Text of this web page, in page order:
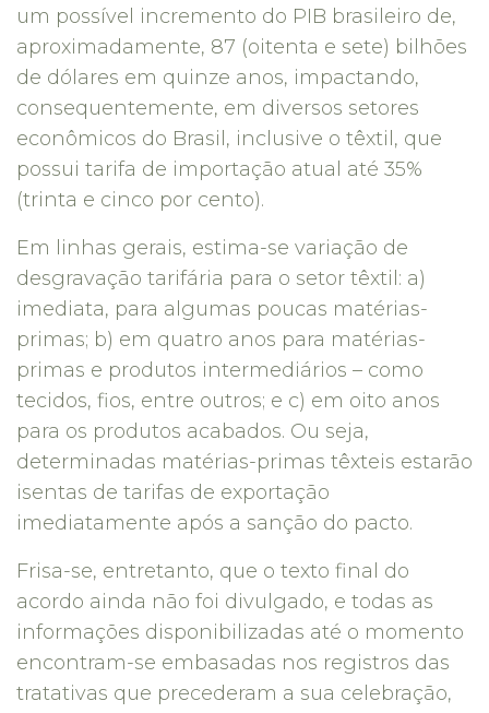
um possível incremento do PIB brasileiro de,
aproximadamente, 87 (oitenta e sete) bilhões
de dólares em quinze anos, impactando,
consequentemente, em diversos setores
econômicos do Brasil, inclusive o têxtil, que
possui tarifa de importação atual até 35%
(trinta e cinco por cento).
Em linhas gerais, estima-se variação de
desgravação tarifária para o setor têxtil: a)
imediata, para algumas poucas matérias-
primas; b) em quatro anos para matérias-
primas e produtos intermediários – como
tecidos, fios, entre outros; e c) em oito anos
para os produtos acabados. Ou seja,
determinadas matérias-primas têxteis estarão
isentas de tarifas de exportação
imediatamente após a sanção do pacto.
Frisa-se, entretanto, que o texto final do
acordo ainda não foi divulgado, e todas as
informações disponibilizadas até o momento
encontram-se embasadas nos registros das
tratativas que precederam a sua celebração,